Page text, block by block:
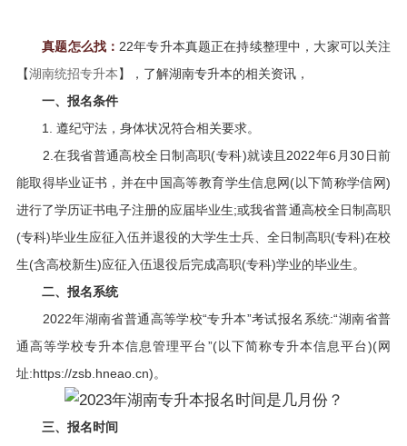
真题怎么找： 22年专升本真题正在持续整理中， 大家可以关注
【湖南统招专升本】，了解湖南专升本的相关资讯，
一、报名条件
1. 遵纪守法，身体状况符合相关要求。
2.在我省普通高校全日制高职(专科)就读且2022年6月30日前
能取得毕业证书，并在中国高等教育学生信息网(以下简称学信网)
进行了学历证书电子注册的应届毕业生;或我省普通高校全日制高职
(专科)毕业生应征入伍并退役的大学生士兵、全日制高职(专科)在校
生(含高校新生)应征入伍退役后完成高职(专科)学业的毕业生。
二、报名系统
2022年湖南省普通高等学校“专升本”考试报名系统:“湖南省普
通高等学校专升本信息管理平台”(以下简称专升本信息平台)(网
址:https://zsb.hneao.cn)。
三、报名时间